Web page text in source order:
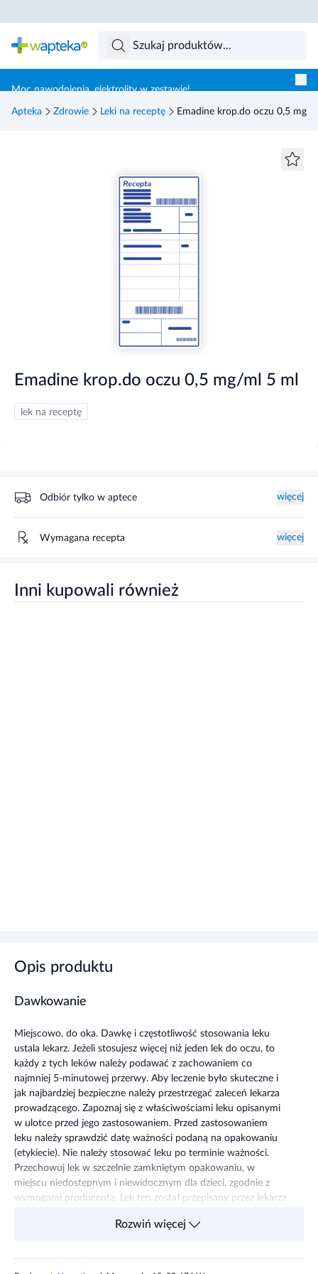
Moc nawodnienia, elektrolity w zestawie!
Apteka Zdrowie Leki na receptę Emadine krop.do oczu 0,5 mg/
Emadine krop.do oczu 0,5 mg/ml 5 ml
lek na receptę
Odbiór tylko w aptece więcej
Wymagana recepta więcej
Inni kupowali również
Opis produktu
Dawkowanie
Miejscowo, do oka. Dawkę i częstotliwość stosowania leku
ustala lekarz. Jeżeli stosujesz więcej niż jeden lek do oczu, to
każdy z tych leków należy podawać z zachowaniem co
najmniej 5-minutowej przerwy. Aby leczenie było skuteczne i
jak najbardziej bezpieczne należy przestrzegać zaleceń lekarza
prowadzącego. Zapoznaj się z właściwościami leku opisanymi
w ulotce przed jego zastosowaniem. Przed zastosowaniem
leku należy sprawdzić datę ważności podaną na opakowaniu
(etykiecie). Nie należy stosować leku po terminie ważności.
Przechowuj lek w szczelnie zamkniętym opakowaniu, w
miejscu niedostępnym i niewidocznym dla dzieci, zgodnie z
wymogami producenta. Lek ten został przepisany przez lekarza
należy go odstępować innym osobom ani używać w innych
Rozwiń więcej